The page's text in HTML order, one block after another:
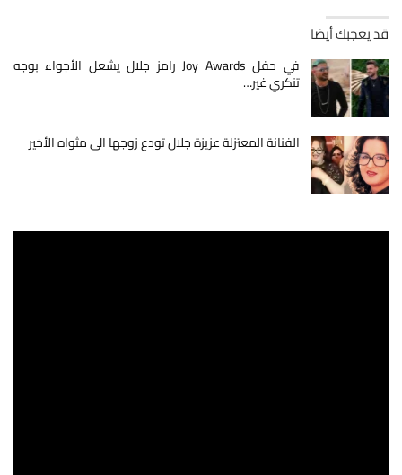
قد يعجبك أيضا
في حفل Joy Awards رامز جلال يشعل الأجواء بوجه
تنكري غير…
الفنانة المعتزلة عزيزة جلال تودع زوجها الى مثواه الأخير